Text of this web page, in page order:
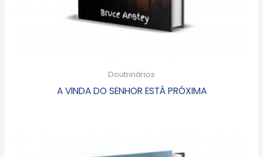
Doutrinários
A VINDA DO SENHOR ESTÁ PRÓXIMA